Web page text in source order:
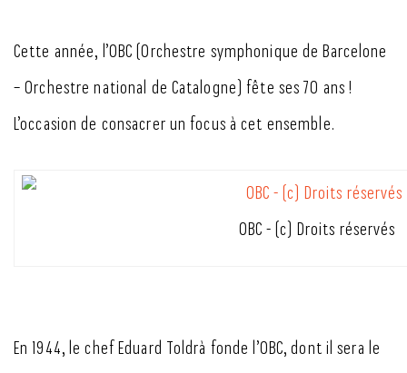
Cette année, l’OBC (Orchestre symphonique de Barcelone
– Orchestre national de Catalogne) fête ses 70 ans !
L’occasion de consacrer un focus à cet ensemble.
OBC - (c) Droits réservés
En 1944, le chef Eduard Toldrà fonde l’OBC, dont il sera le